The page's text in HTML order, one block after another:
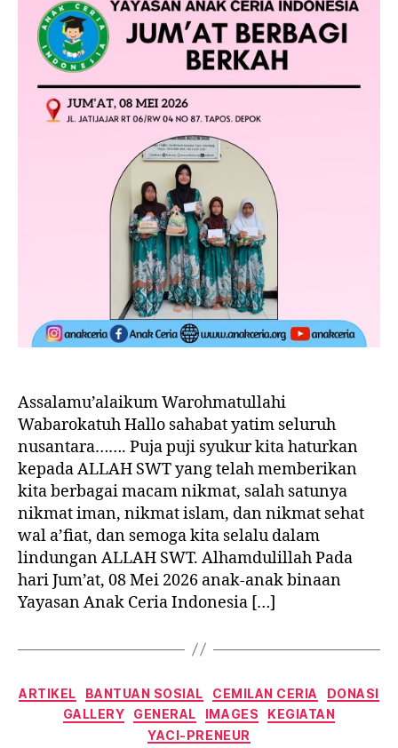
Assalamu’alaikum Warohmatullahi
Wabarokatuh Hallo sahabat yatim seluruh
nusantara……. Puja puji syukur kita haturkan
kepada ALLAH SWT yang telah memberikan
kita berbagai macam nikmat, salah satunya
nikmat iman, nikmat islam, dan nikmat sehat
wal a’fiat, dan semoga kita selalu dalam
lindungan ALLAH SWT. Alhamdulillah Pada
hari Jum’at, 08 Mei 2026 anak-anak binaan
Yayasan Anak Ceria Indonesia […]
Categories
ARTIKEL BANTUAN SOSIAL CEMILAN CERIA
DONASI
GALLERY
GENERAL IMAGES
KEGIATAN
YACI-PRENEUR